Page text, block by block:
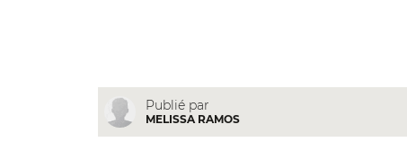
Publié par
MELISSA RAMOS